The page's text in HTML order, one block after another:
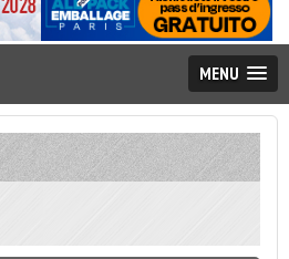
MENU